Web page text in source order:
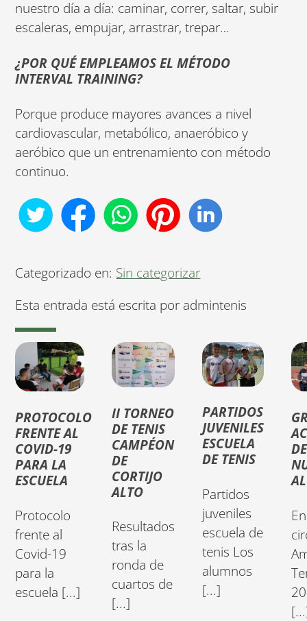
nuestro día a día: caminar, correr, saltar, subir
escaleras, empujar, arrastrar, trepar…
¿POR QUÉ EMPLEAMOS EL MÉTODO
INTERVAL TRAINING?
Porque produce mayores avances a nivel
cardiovascular, metabólico, anaeróbico y
aeróbico que un entrenamiento con método
continuo.
Categorizado en: Sin categorizar
Esta entrada está escrita por admintenis
PROTOCOLO
FRENTE AL
COVID-19
PARA LA
ESCUELA
Protocolo
frente al
Covid-19
para la
escuela [...]
II TORNEO
DE TENIS
CAMPÉON
DE
CORTIJO
ALTO
Resultados
tras la
ronda de
cuartos de
[...]
PARTIDOS
JUVENILES
ESCUELA
DE TENIS
Partidos
juveniles
escuela de
tenis Los
alumnos
[...]
DE